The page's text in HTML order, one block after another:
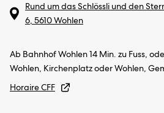
Rund um das Schlössli und den
6, 5610 Wohlen
Ab Bahnhof Wohlen 14 Min. zu Fuss,
Wohlen, Kirchenplatz oder Wohlen,
Horaire CFF